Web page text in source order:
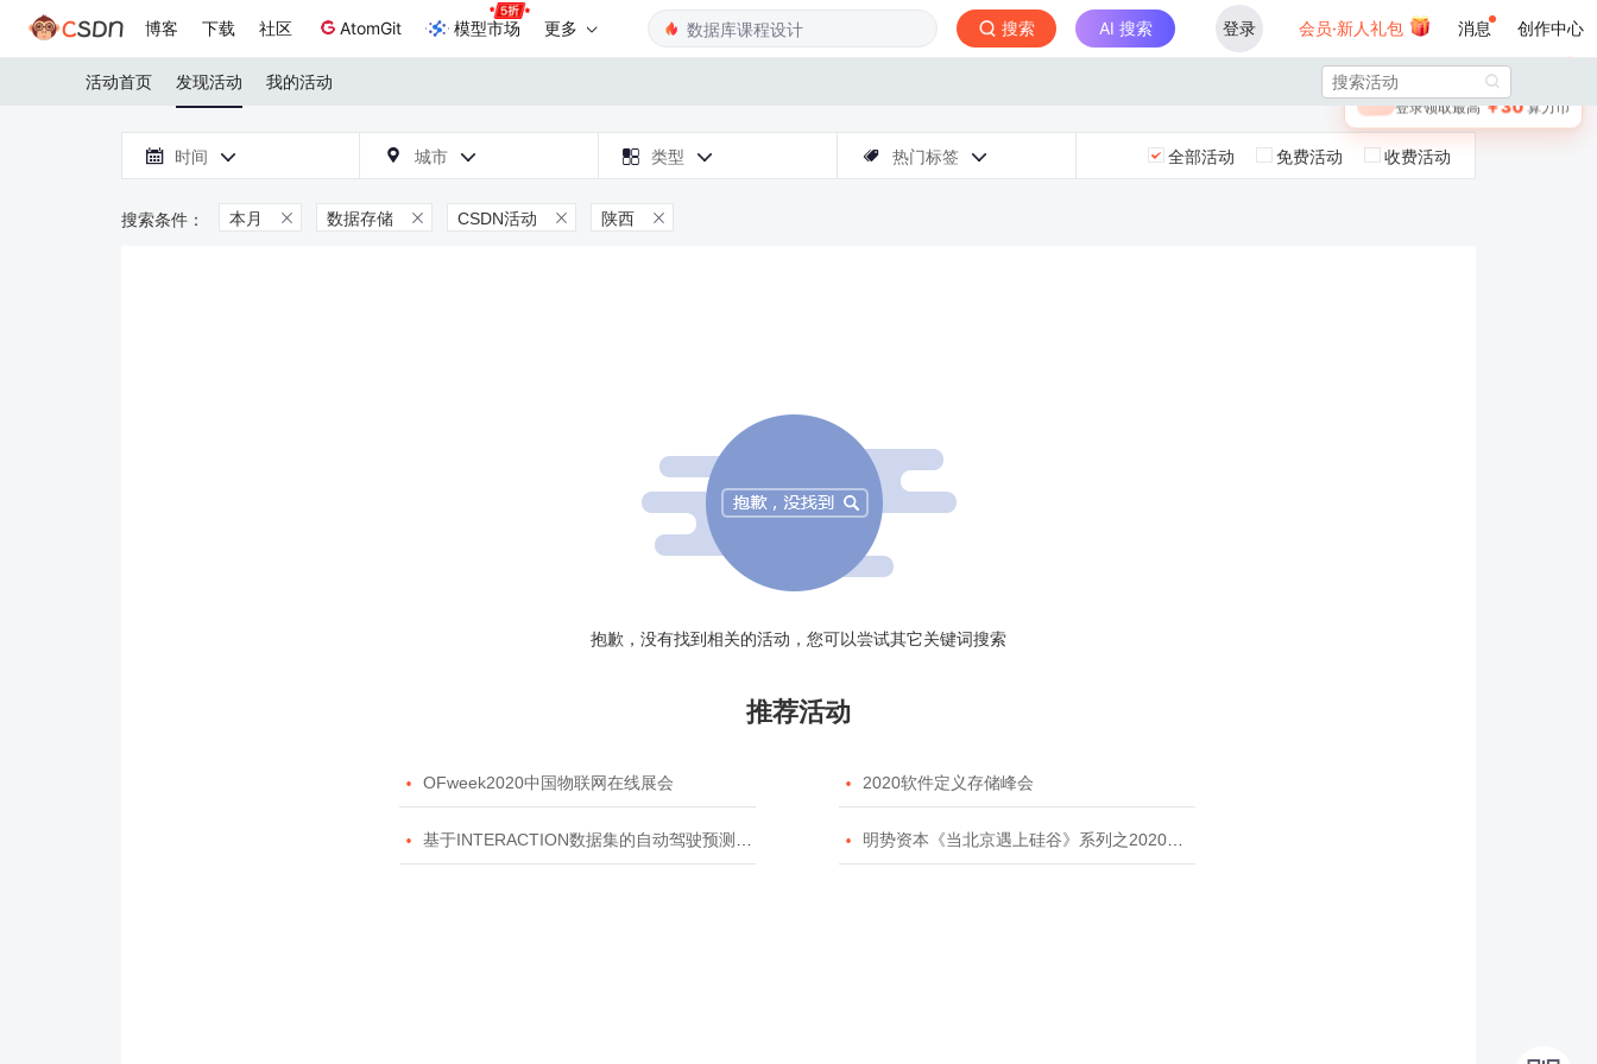
博客 下载 社区 AtomGit 模型市场 更多 搜索 AI 搜索 登录 会员·新人礼包 消息 创作中心
🎁 未登录
登录领取最高￥30算力币
活动首页 发现活动 我的活动 
 时间   城市   类型   热门标签  全部活动 免费活动 收费活动
本月  数据存储  CSDN活动  陕西 
抱歉，没有找到相关的活动，您可以尝试其它关键词搜索
推荐活动
 OFweek2020中国物联网在线展会  2020软件定义存储峰会
 基于INTERACTION数据集的自动驾驶预测模型挑战赛  明势资本《当北京遇上硅谷》系列之2020年度开源峰会